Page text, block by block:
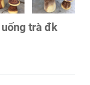
trà đk